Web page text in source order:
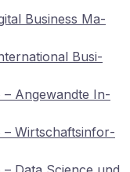
Busi­ness Ma­
Busi­
– An­ge­wand­te In­
– Wirt­schafts­in­for­